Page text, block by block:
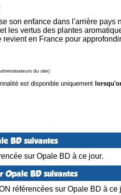
son enfance dans l'arrière pays
les vertus des plantes
en France pour
du site)
est disponible uniquement
BD suivantes
sur Opale BD à ce jour.
Opale BD suivantes
référencées sur Opale BD à ce